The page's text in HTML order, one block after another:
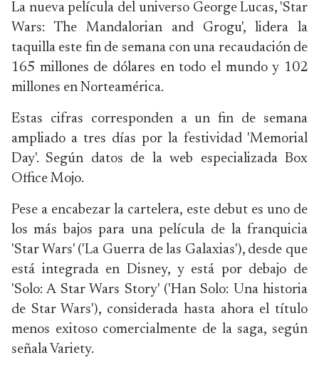
La nueva película del universo George Lucas, 'Star
Wars: The Mandalorian and Grogu', lidera la
taquilla este fin de semana con una recaudación de
165 millones de dólares en todo el mundo y 102
millones en Norteamérica.
Estas cifras corresponden a un fin de semana
ampliado a tres días por la festividad 'Memorial
Day'. Según datos de la web especializada Box
Office Mojo.
Pese a encabezar la cartelera, este debut es uno de
los más bajos para una película de la franquicia
'Star Wars' ('La Guerra de las Galaxias'), desde que
está integrada en Disney, y está por debajo de
'Solo: A Star Wars Story' ('Han Solo: Una historia
de Star Wars'), considerada hasta ahora el título
menos exitoso comercialmente de la saga, según
señala Variety.